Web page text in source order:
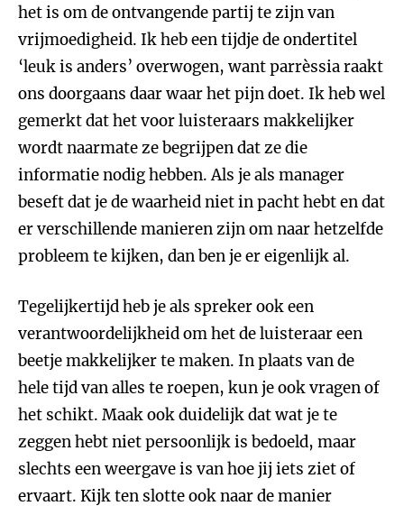
het is om de ontvangende partij te zijn van
vrijmoedigheid. Ik heb een tijdje de ondertitel
‘leuk is anders’ overwogen, want parrèssia raakt
ons doorgaans daar waar het pijn doet. Ik heb wel
gemerkt dat het voor luisteraars makkelijker
wordt naarmate ze begrijpen dat ze die
informatie nodig hebben. Als je als manager
beseft dat je de waarheid niet in pacht hebt en dat
er verschillende manieren zijn om naar hetzelfde
probleem te kijken, dan ben je er eigenlijk al.
Tegelijkertijd heb je als spreker ook een
verantwoordelijkheid om het de luisteraar een
beetje makkelijker te maken. In plaats van de
hele tijd van alles te roepen, kun je ook vragen of
het schikt. Maak ook duidelijk dat wat je te
zeggen hebt niet persoonlijk is bedoeld, maar
slechts een weergave is van hoe jij iets ziet of
ervaart. Kijk ten slotte ook naar de manier